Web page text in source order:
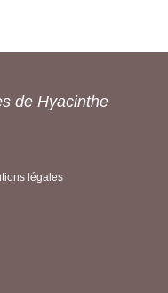
de Hyacinthe
légales